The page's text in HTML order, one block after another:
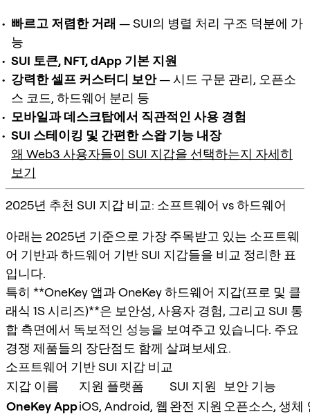
빠르고 저렴한 거래 — SUI의 병렬 처리 구조 덕분에 가
능
SUI 토큰, NFT, dApp 기본 지원
강력한 셀프 커스터디 보안— 시드 구문 관리, 오픈소
스 코드, 하드웨어 분리 등
모바일과 데스크탑에서 직관적인 사용 경험
SUI 스테이킹 및 간편한 스왑 기능 내장
왜 Web3 사용자들이 SUI 지갑을 선택하는지 자세히
보기
2025년 추천 SUI 지갑 비교: 소프트웨어 vs 하드웨어
아래는 2025년 기준으로 가장 주목받고 있는 소프트웨
어 기반과하드웨어 기반SUI 지갑들을 비교 정리한 표
입니다.
특히 **OneKey 앱과 OneKey 하드웨어 지갑(프로 및 클
래식 1S 시리즈)**은 보안성, 사용자 경험, 그리고 SUI 통
합 측면에서 독보적인 성능을 보여주고 있습니다. 주요
경쟁 제품들의 장단점도 함께 살펴보세요.
소프트웨어 기반 SUI 지갑 비교
지갑 이름
지원 플랫폼 SUI 지원
보안 기능
OneKey AppiOS, Android, 웹 완전 지원 오픈소스, 생체